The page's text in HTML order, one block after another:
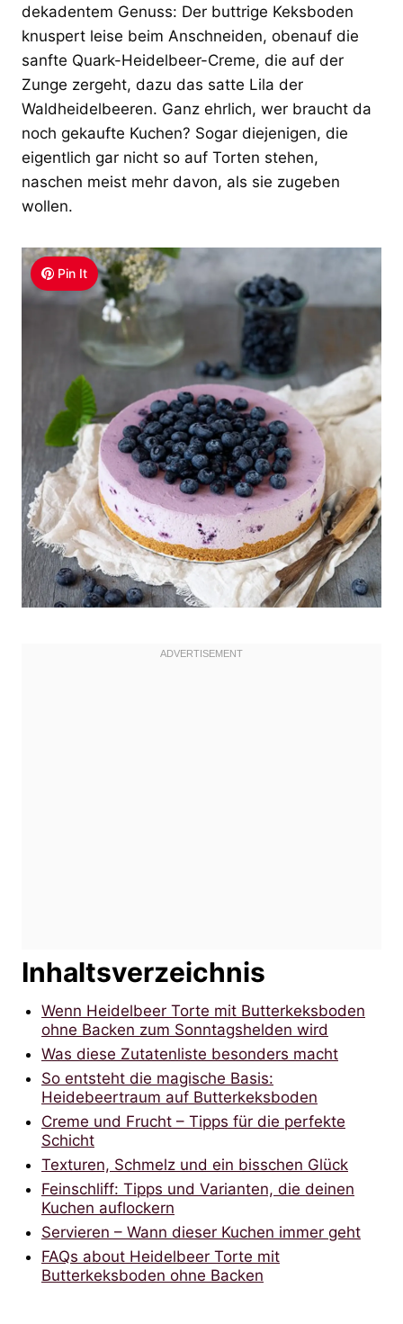
dekadentem Genuss: Der buttrige Keksboden
knuspert leise beim Anschneiden, obenauf die
sanfte Quark-Heidelbeer-Creme, die auf der
Zunge zergeht, dazu das satte Lila der
Waldheidelbeeren. Ganz ehrlich, wer braucht da
noch gekaufte Kuchen? Sogar diejenigen, die
eigentlich gar nicht so auf Torten stehen,
naschen meist mehr davon, als sie zugeben
wollen.
Pin It
Inhaltsverzeichnis
Wenn Heidelbeer Torte mit Butterkeksboden
ohne Backen zum Sonntagshelden wird
Was diese Zutatenliste besonders macht
So entsteht die magische Basis:
Heidebeertraum auf Butterkeksboden
Creme und Frucht – Tipps für die perfekte
Schicht
Texturen, Schmelz und ein bisschen Glück
Feinschliff: Tipps und Varianten, die deinen
Kuchen auflockern
Servieren – Wann dieser Kuchen immer geht
FAQs about Heidelbeer Torte mit
Butterkeksboden ohne Backen